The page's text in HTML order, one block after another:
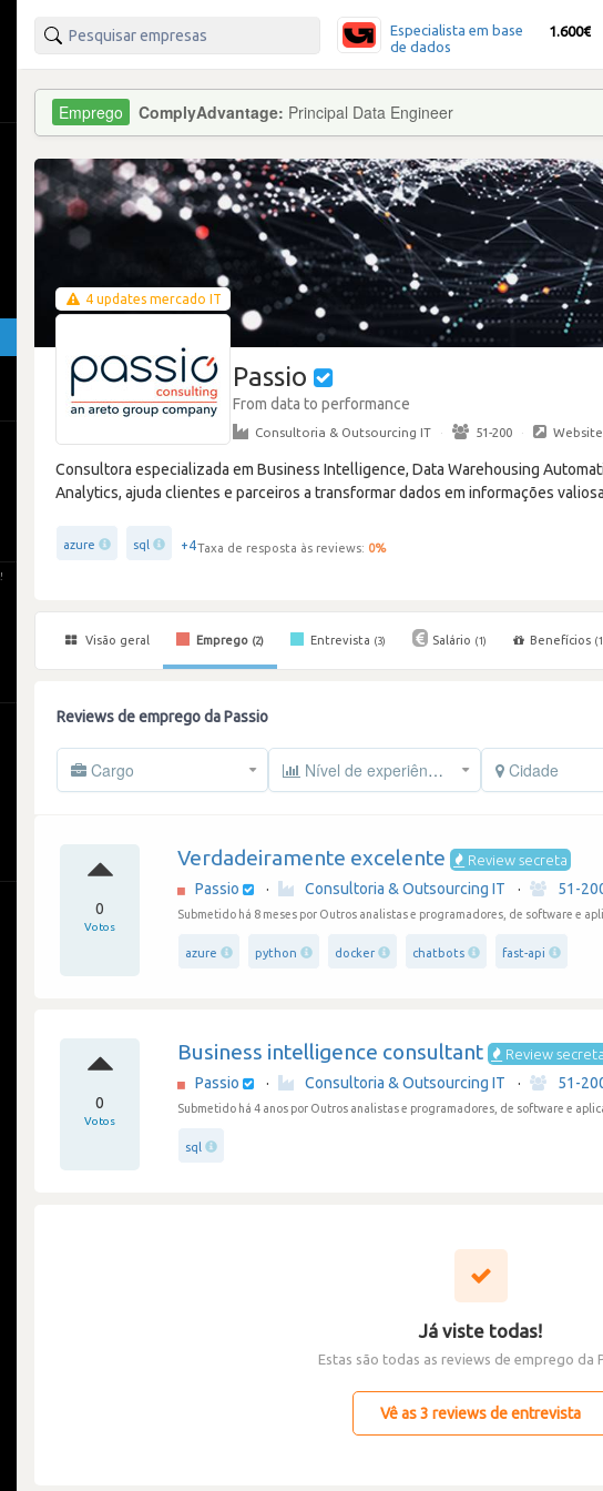
Especialista em base
de dados
1.600€
ComplyAdvantage: Principal Data Engineer
4 updates mercado IT
Passio
From data to performance
Consultoria & Outsourcing IT · 51-200 · Website
Consultora especializada em Business Intelligence, Data Warehousing
Analytics, ajuda clientes e parceiros a transformar dados em informações
azure sql +4Taxa de resposta às reviews: 0%
Visão geral Emprego (2) Entrevista (3) Salário (1) Benefícios
Reviews de emprego da Passio
Cargo Nível de experiência Cidade
0
Votos
Verdadeiramente excelente Review secreta
Passio · Consultoria & Outsourcing IT · 51-
Submetido há 8 meses por Outros analistas e programadores, de software e
azure python docker chatbots fast-api
0
Votos
Business intelligence consultant Review secreta
Passio · Consultoria & Outsourcing IT · 51-
Submetido há 4 anos por Outros analistas e programadores, de software e
sql
Já viste todas!
Estas são todas as reviews de emprego da
Vê as 3 reviews de entrevista